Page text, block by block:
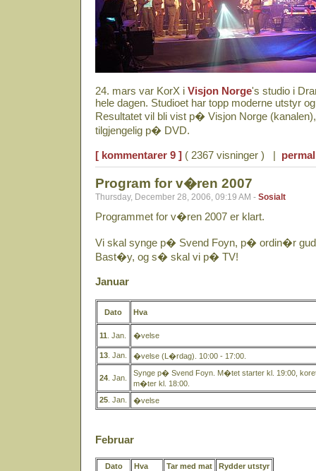
24. mars var KorX i Visjon Norge's studio i
hele dagen. Studioet har topp moderne utstyr
Resultatet vil bli vist p� Visjon Norge
tilgjengelig p� DVD.
[ kommentarer 9 ] ( 2367 visninger ) |
Program for v�ren 2007
Thursday, December 28, 2006, 09:19 AM - Sosialt
Programmet for v�ren 2007 er klart.
Vi skal synge p� Svend Foyn, p� ordin�r
Bast�y, og s� skal vi p� TV!
Januar
Dato Hva
11 . Jan. �velse
13 . Jan. �velse (L�rdag). 10:00 - 17:00.
24 . Jan.
Synge p� Svend Foyn. M�tet starter kl. 19:00,
m�ter kl. 18:00.
25 . Jan. �velse
Februar
Dato Hva Tar med mat
Rydder utstyr